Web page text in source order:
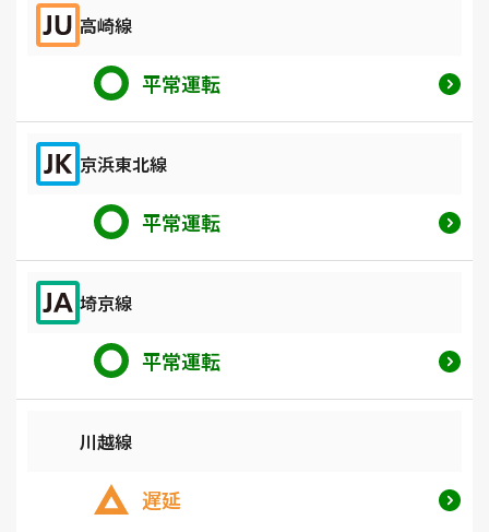
高崎線
平常運転
京浜東北線
平常運転
埼京線
平常運転
川越線
遅延